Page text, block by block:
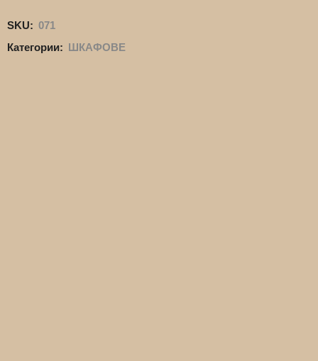
SKU: 071
Категории:
ШКАФОВЕ